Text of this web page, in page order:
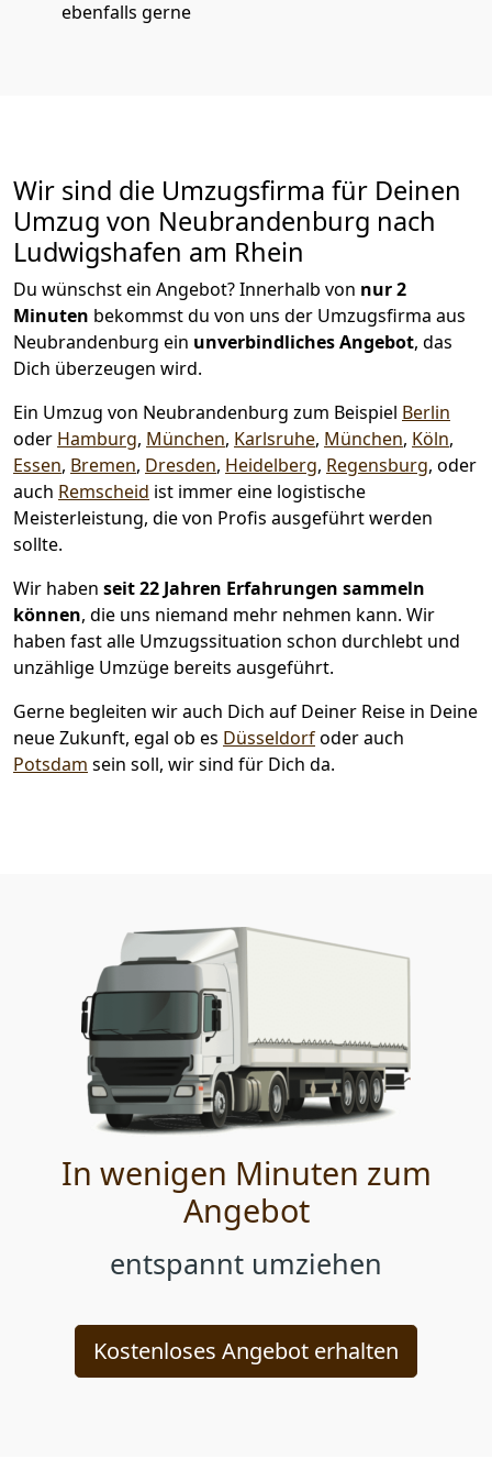
ebenfalls gerne
Wir sind die Umzugsfirma für Deinen
Umzug von Neubrandenburg nach
Ludwigshafen am Rhein
Du wünschst ein Angebot? Innerhalb von nur 2
Minuten bekommst du von uns der Umzugsfirma aus
Neubrandenburg ein unverbindliches Angebot, das
Dich überzeugen wird.
Ein Umzug von Neubrandenburg zum Beispiel Berlin
oder Hamburg, München, Karlsruhe, München, Köln,
Essen, Bremen, Dresden, Heidelberg, Regensburg, oder
auch Remscheid ist immer eine logistische
Meisterleistung, die von Profis ausgeführt werden
sollte.
Wir haben seit22 Jahren Erfahrungen sammeln
können, die uns niemand mehr nehmen kann. Wir
haben fast alle Umzugssituation schon durchlebt und
unzählige Umzüge bereits ausgeführt.
Gerne begleiten wir auch Dich auf Deiner Reise in Deine
neue Zukunft, egal ob es Düsseldorfoder auch
Potsdam sein soll, wir sind für Dich da.
In wenigen Minuten zum
Angebot
entspannt umziehen
Kostenloses Angebot erhalten